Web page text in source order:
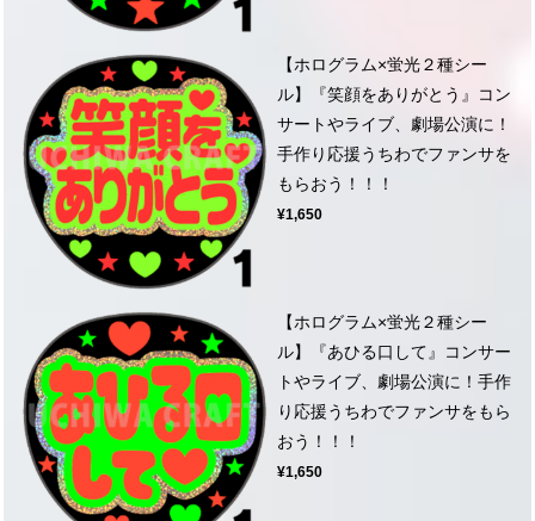
【ホログラム×蛍光２種シー
ル】『笑顔をありがとう』コン
サートやライブ、劇場公演に！
手作り応援うちわでファンサを
もらおう！！！
¥1,650
【ホログラム×蛍光２種シー
ル】『あひる口して』コンサー
トやライブ、劇場公演に！手作
り応援うちわでファンサをもら
おう！！！
¥1,650